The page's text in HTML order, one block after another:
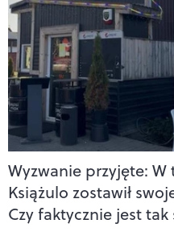
Wyzwanie przyjęte: W
Książulo zostawił
Czy faktycznie jest tak